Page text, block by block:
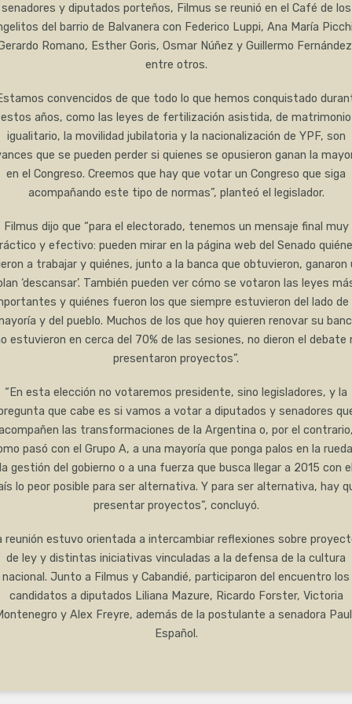
senadores y diputados porteños, Filmus se reunió en el Café de los
del barrio de Balvanera con Federico Luppi, Ana María
Romano, Esther Goris, Osmar Núñez y Guillermo
entre otros.
convencidos de que todo lo que hemos conquistado
estos años, como las leyes de fertilización asistida, de matrimonio
igualitario, la movilidad jubilatoria y la nacionalización de YPF, son
que se pueden perder si quienes se opusieron ganan la
en el Congreso. Creemos que hay que votar un Congreso que siga
acompañando este tipo de normas”, planteó el legislador.
Filmus dijo que “para el electorado, tenemos un mensaje final muy
y efectivo: pueden mirar en la página web del Senado
a trabajar y quiénes, junto a la banca que obtuvieron, ganaron
‘descansar’. También pueden ver cómo se votaron las leyes
y quiénes fueron los que siempre estuvieron del lado de
y del pueblo. Muchos de los que hoy quieren renovar su
estuvieron en cerca del 70% de las sesiones, no dieron el debate
presentaron proyectos”.
“En esta elección no votaremos presidente, sino legisladores, y la
que cabe es si vamos a votar a diputados y senadores
las transformaciones de la Argentina o, por el contrario,
pasó con el Grupo A, a una mayoría que ponga palos en la
la gestión del gobierno o a una fuerza que busca llegar a 2015 con el
lo peor posible para ser alternativa. Y para ser alternativa, hay
presentar proyectos”, concluyó.
reunión estuvo orientada a intercambiar reflexiones sobre
de ley y distintas iniciativas vinculadas a la defensa de la cultura
nacional. Junto a Filmus y Cabandié, participaron del encuentro los
candidatos a diputados Liliana Mazure, Ricardo Forster, Victoria
y Alex Freyre, además de la postulante a senadora
Español.